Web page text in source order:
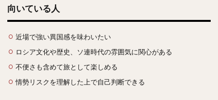
向いている人
近場で強い異国感を味わいたい
ロシア文化や歴史、ソ連時代の雰囲気に関心がある
不便さも含めて旅として楽しめる
情勢リスクを理解した上で自己判断できる